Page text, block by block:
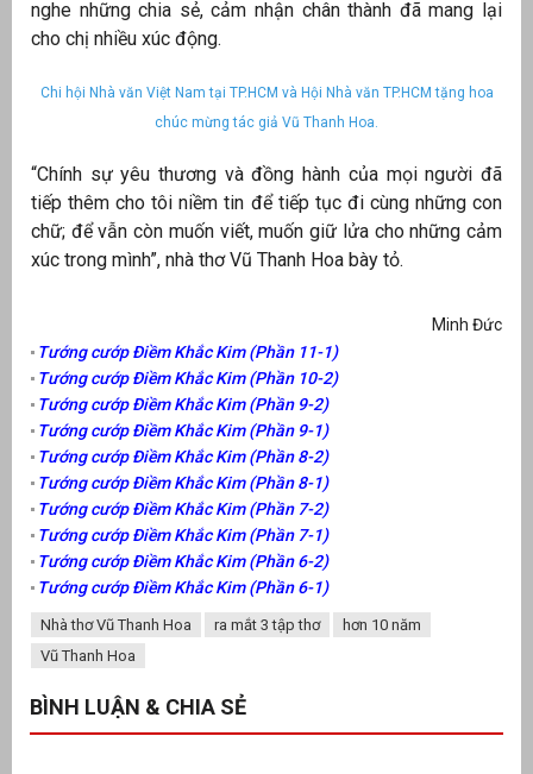
nghe những chia sẻ, cảm nhận chân thành đã mang lại
cho chị nhiều xúc động.
Chi hội Nhà văn Việt Nam tại TP.HCM và Hội Nhà văn TP.HCM tặng hoa
chúc mừng tác giả Vũ Thanh Hoa.
“Chính sự yêu thương và đồng hành của mọi người đã
tiếp thêm cho tôi niềm tin để tiếp tục đi cùng những con
chữ; để vẫn còn muốn viết, muốn giữ lửa cho những cảm
xúc trong mình”, nhà thơ Vũ Thanh Hoa bày tỏ.
Minh Đức
Tướng cướp Điềm Khắc Kim (Phần 11-1)
Tướng cướp Điềm Khắc Kim (Phần 10-2)
Tướng cướp Điềm Khắc Kim (Phần 9-2)
Tướng cướp Điềm Khắc Kim (Phần 9-1)
Tướng cướp Điềm Khắc Kim (Phần 8-2)
Tướng cướp Điềm Khắc Kim (Phần 8-1)
Tướng cướp Điềm Khắc Kim (Phần 7-2)
Tướng cướp Điềm Khắc Kim (Phần 7-1)
Tướng cướp Điềm Khắc Kim (Phần 6-2)
Tướng cướp Điềm Khắc Kim (Phần 6-1)
Nhà thơ Vũ Thanh Hoa ra mắt 3 tập thơ
hơn 10 năm
Vũ Thanh Hoa
BÌNH LUẬN & CHIA SẺ